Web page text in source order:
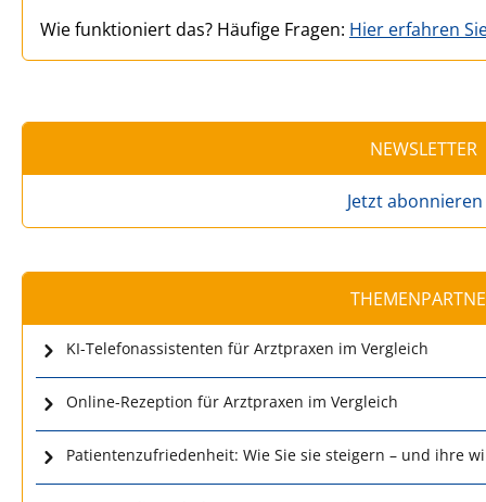
Wie funktioniert das? Häufige Fragen: Hier erfahren
NEWSLETTER
Jetzt abonnieren
KI-Telefonassistenten für Arztpraxen im Vergleich
Online-Rezeption für Arztpraxen im Vergleich
Patientenzufriedenheit: Wie Sie sie steigern – und ihre